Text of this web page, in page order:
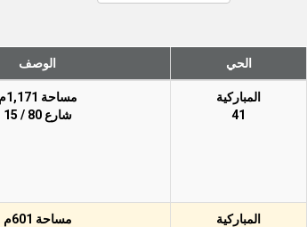
الحي الوصف
المباركية
41
مساحة 1,171م
شارع 80 / 15
المباركية
مساحة 601م